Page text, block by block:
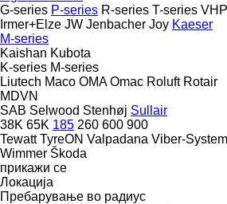
G-series P-series R-series T-series VHP
Irmer+Elze JW Jenbacher Joy Kaeser
M-series
Kaishan Kubota
K-series M-series
Liutech Maco OMA Omac Roluft Rotair
MDVN
SAB Selwood Stenhøj Sullair
38K 65K 185 260 600 900
Tewatt TyreON Valpadana Viber-System
Wimmer Škoda
прикажи се
Локација
Пребарување во радиус